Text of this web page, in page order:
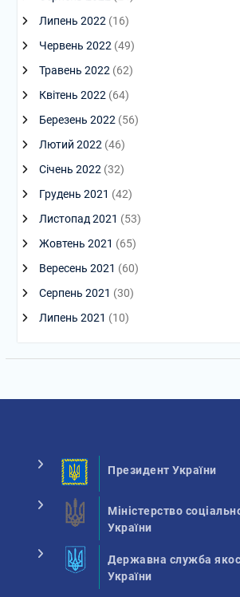
Липень 2022 (16)
Червень 2022 (49)
Травень 2022 (62)
Квітень 2022 (64)
Березень 2022 (56)
Лютий 2022 (46)
Січень 2022 (32)
Грудень 2021 (42)
Листопад 2021 (53)
Жовтень 2021 (65)
Вересень 2021 (60)
Серпень 2021 (30)
Липень 2021 (10)
Президент України
Міністерство
України
Державна служба
України